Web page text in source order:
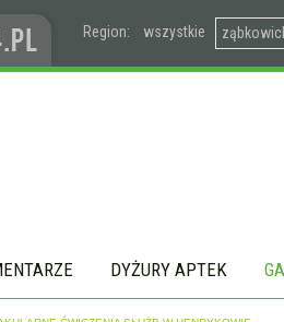
Region: wszystkie
DYŻURY APTEK